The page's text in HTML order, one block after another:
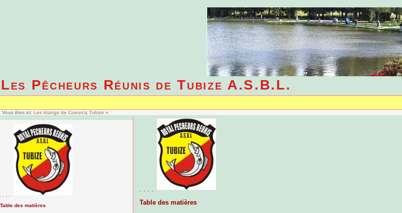
Les Pêcheurs Réunis de Tubize A.S.B.L.
Vous êtes ici: Les étangs de Coeurcq Tubize »
Table des matières
Table des matières